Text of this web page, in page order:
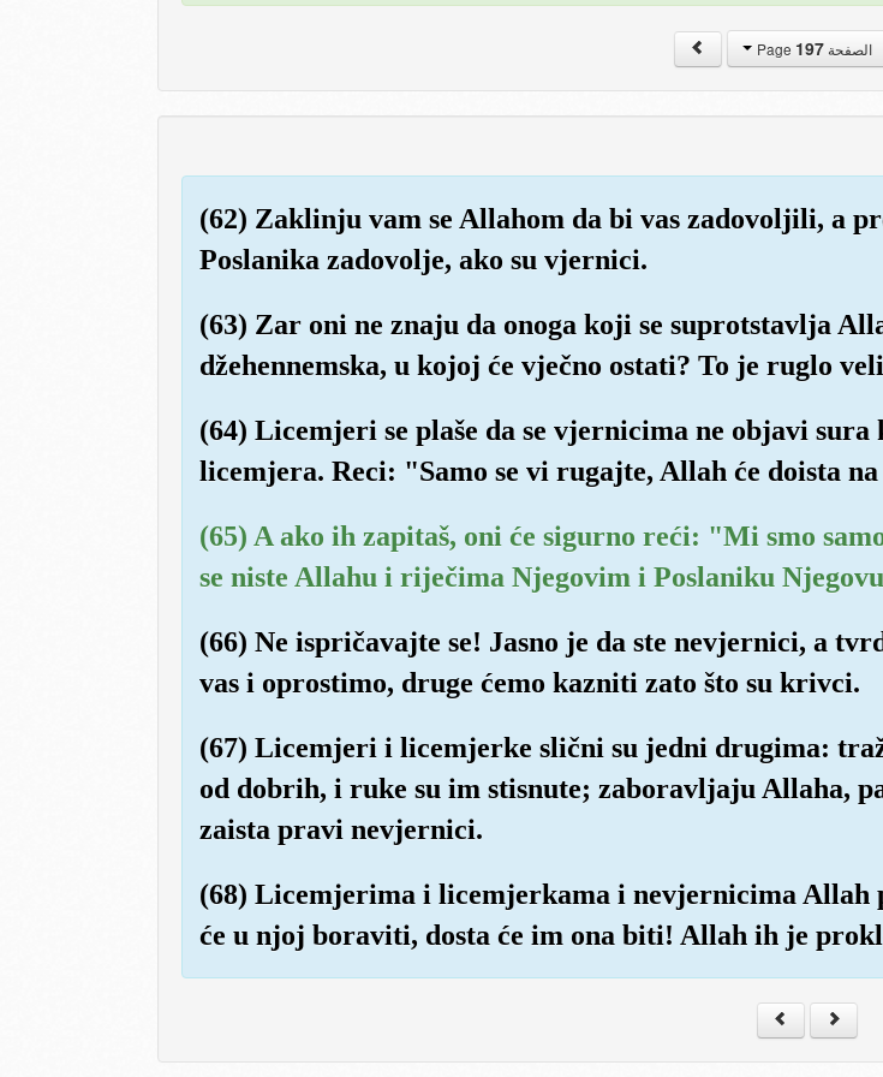
الصفحة Page197
(62) Zaklinju vam se Allahom da bi vas zadovoljili, a
Poslanika zadovolje, ako su vjernici.
(63) Zar oni ne znaju da onoga koji se suprotstavlja
džehennemska, u kojoj će vječno ostati? To je ruglo
(64) Licemjeri se plaše da se vjernicima ne objavi
licemjera. Reci: "Samo se vi rugajte, Allah će doista
(65) A ako ih zapitaš, oni će sigurno reći: "Mi smo
se niste Allahu i riječima Njegovim i Poslaniku
(66) Ne ispričavajte se! Jasno je da ste nevjernici, a
vas i oprostimo, druge ćemo kazniti zato što su krivci.
(67) Licemjeri i licemjerke slični su jedni drugima:
od dobrih, i ruke su im stisnute; zaboravljaju Allaha,
zaista pravi nevjernici.
(68) Licemjerima i licemjerkama i nevjernicima Allah
će u njoj boraviti, dosta će im ona biti! Allah ih je